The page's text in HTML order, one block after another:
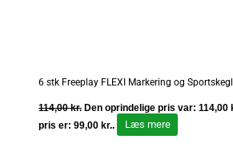
6 stk Freeplay FLEXI Markering og
114,00kr. Den oprindelige pris var: 114,00
pris er: 99,00 kr..
Læs mere